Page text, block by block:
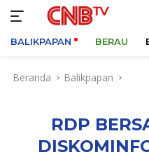
BALIKPAPAN BERAU
Beranda Balikpapan
RDP